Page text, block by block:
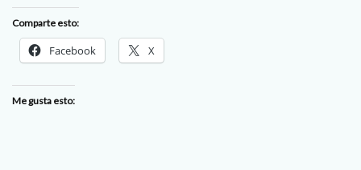
Comparte esto:
Facebook X
Me gusta esto: